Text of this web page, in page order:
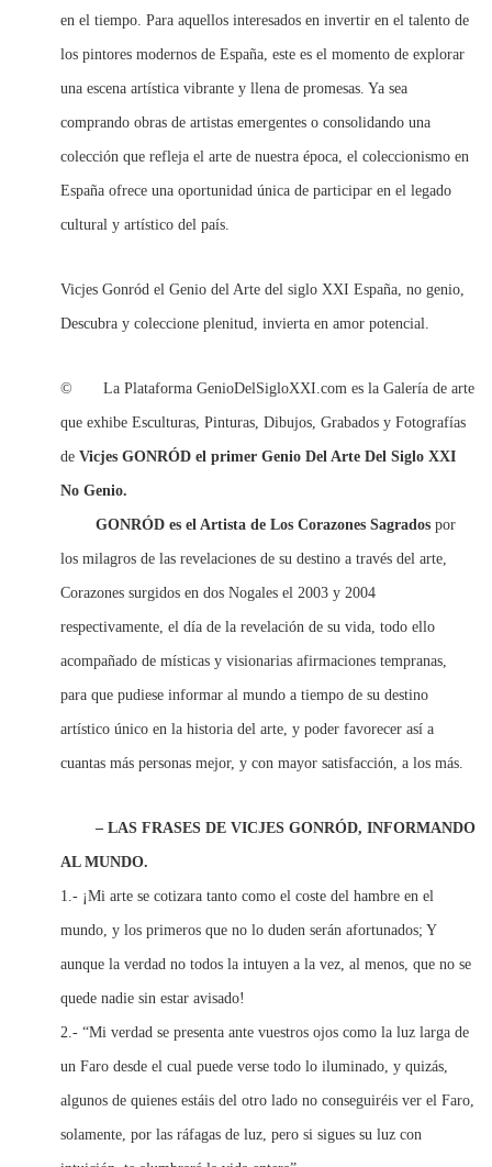
en el tiempo. Para aquellos interesados en invertir en el talento de
los pintores modernos de España, este es el momento de explorar
una escena artística vibrante y llena de promesas. Ya sea
comprando obras de artistas emergentes o consolidando una
colección que refleja el arte de nuestra época, el coleccionismo en
España ofrece una oportunidad única de participar en el legado
cultural y artístico del país.
Vicjes Gonród el Genio del Arte del siglo XXI España, no genio,
Descubra y coleccione plenitud, invierta en amor potencial.
© La Plataforma GenioDelSigloXXI.com es la Galería de arte
que exhibe Esculturas, Pinturas, Dibujos, Grabados y Fotografías
de Vicjes GONRÓD el primer Genio Del Arte Del Siglo XXI
No Genio.
GONRÓD es el Artista de Los Corazones Sagrados por
los milagros de las revelaciones de su destino a través del arte,
Corazones surgidos en dos Nogales el 2003 y 2004
respectivamente, el día de la revelación de su vida, todo ello
acompañado de místicas y visionarias afirmaciones tempranas,
para que pudiese informar al mundo a tiempo de su destino
artístico único en la historia del arte, y poder favorecer así a
cuantas más personas mejor, y con mayor satisfacción, a los más.
– LAS FRASES DE VICJES GONRÓD, INFORMANDO
AL MUNDO.
1.- ¡Mi arte se cotizara tanto como el coste del hambre en el
mundo, y los primeros que no lo duden serán afortunados; Y
aunque la verdad no todos la intuyen a la vez, al menos, que no se
quede nadie sin estar avisado!
2.- “Mi verdad se presenta ante vuestros ojos como la luz larga de
un Faro desde el cual puede verse todo lo iluminado, y quizás,
algunos de quienes estáis del otro lado no conseguiréis ver el Faro,
solamente, por las ráfagas de luz, pero si sigues su luz con